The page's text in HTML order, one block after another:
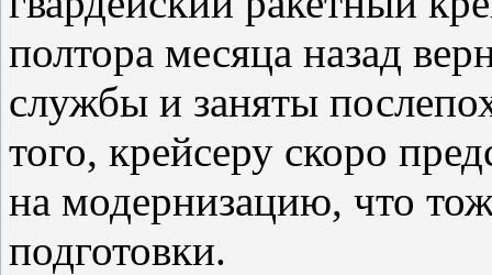
полтора месяца назад
службы и заняты
того, крейсеру скоро
на модернизацию, что
подготовки.